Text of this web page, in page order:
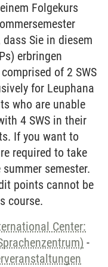
Folgekurs
Sie in diesem
erbringen
of 2 SWS
for Leuphana
who are unable
4 SWS in their
If you want to
required to take
semester.
points cannot be
course.
Center:
-